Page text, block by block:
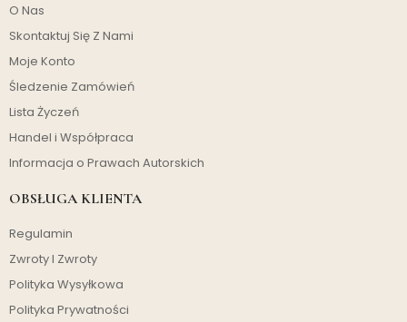
O Nas
Skontaktuj Się Z Nami
Moje Konto
Śledzenie Zamówień
Lista Życzeń
Handel i Współpraca
Informacja o Prawach Autorskich
OBSŁUGA KLIENTA
Regulamin
Zwroty I Zwroty
Polityka Wysyłkowa
Polityka Prywatności